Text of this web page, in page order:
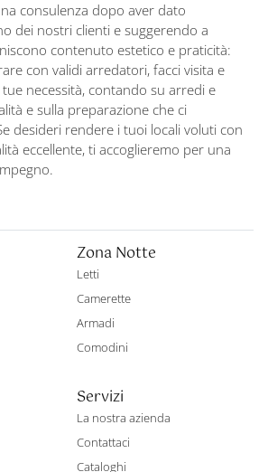
consulenza dopo aver dato
dei nostri clienti e suggerendo a
contenuto estetico e praticità:
con validi arredatori, facci visita e
necessità, contando su arredi e
e sulla preparazione che ci
desideri rendere i tuoi locali voluti con
eccellente, ti accoglieremo per una
Zona Notte
Letti
Camerette
Armadi
Comodini
Servizi
La nostra azienda
Contattaci
Cataloghi